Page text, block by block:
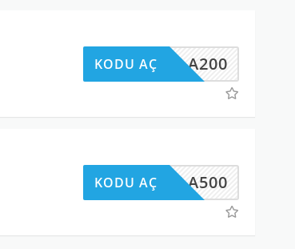
BELLA200
KODU AÇ
BELLA500
KODU AÇ